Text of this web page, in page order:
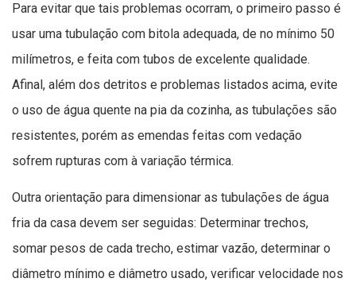
Para evitar que tais problemas ocorram, o primeiro passo é
usar uma tubulação com bitola adequada, de no mínimo 50
milímetros, e feita com tubos de excelente qualidade.
Afinal, além dos detritos e problemas listados acima, evite
o uso de água quente na pia da cozinha, as tubulações são
resistentes, porém as emendas feitas com vedação
sofrem rupturas com à variação térmica.
Outra orientação para dimensionar as tubulações de água
fria da casa devem ser seguidas: Determinar trechos,
somar pesos de cada trecho, estimar vazão, determinar o
diâmetro mínimo e diâmetro usado, verificar velocidade nos